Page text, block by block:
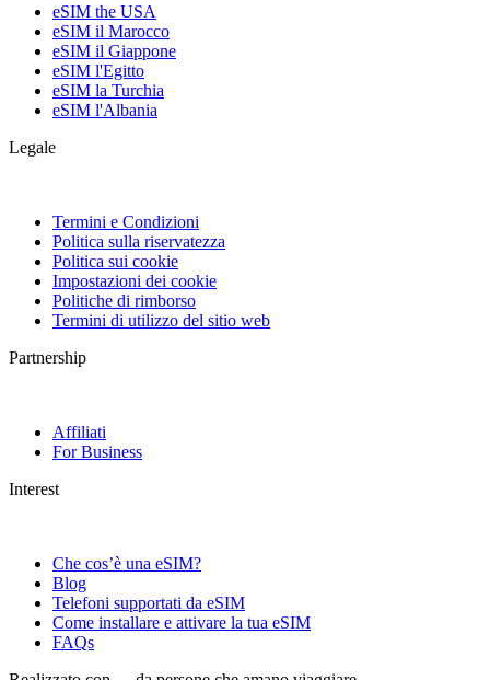
eSIM the USA
eSIM il Marocco
eSIM il Giappone
eSIM l'Egitto
eSIM la Turchia
eSIM l'Albania
Legale
Termini e Condizioni
Politica sulla riservatezza
Politica sui cookie
Impostazioni dei cookie
Politiche di rimborso
Termini di utilizzo del sitio web
Partnership
Affiliati
For Business
Interest
Che cos’è una eSIM?
Blog
Telefoni supportati da eSIM
Come installare e attivare la tua eSIM
FAQs